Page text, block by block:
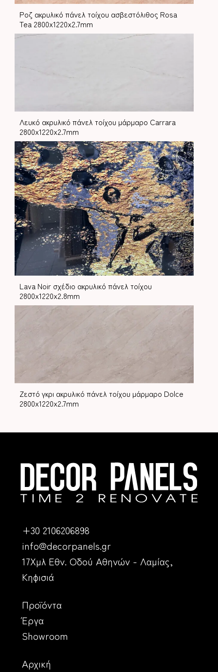
Ροζ ακρυλικό πάνελ τοίχου ασβεστόλιθος Rosa
Tea 2800x1220x2.7mm
Λευκό ακρυλικό πάνελ τοίχου μάρμαρο Carrara
2800x1220x2.7mm
Lava Noir σχέδιο ακρυλικό πάνελ τοίχου
2800x1220x2.8mm
Ζεστό γκρι ακρυλικό πάνελ τοίχου μάρμαρο Dolce
2800x1220x2.7mm
+30 2106206898
info@decorpanels.gr
17Χμλ Εθν. Οδού Αθηνών - Λαμίας,
Κηφισιά
Προϊόντα
Έργα
Showroom
Αρχική